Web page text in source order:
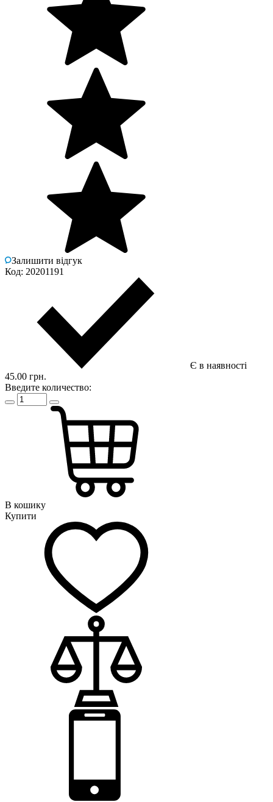
Залишити відгук
Код: 20201191
Є в наявності
45.00 грн.
Введите количество:
В кошику
Купити